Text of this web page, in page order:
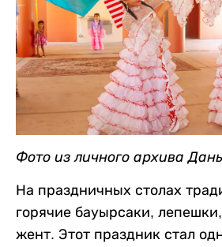
Фото из личного архива
На праздничных столах
горячие бауырсаки,
жент. Этот праздник стал